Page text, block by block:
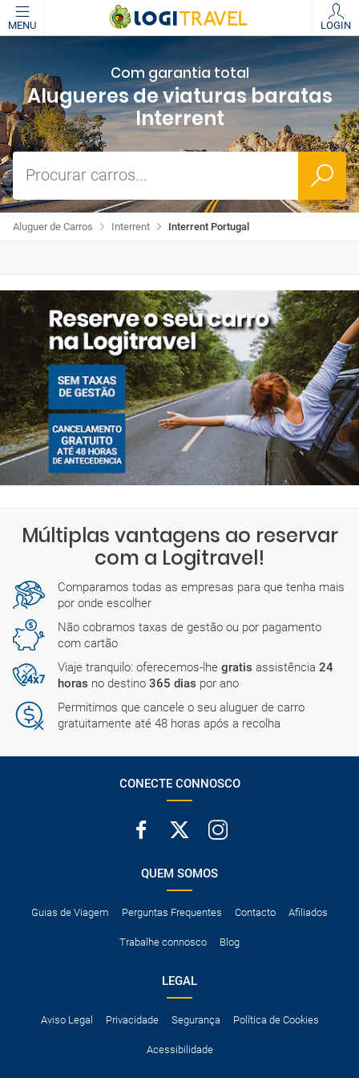
MENU LOGIN
Com garantia total
Alugueres de viaturas baratas
Interrent
Procurar carros...
Interrent Portugal
Interrent
Aluguer de Carros
Múltiplas vantagens ao reservar
com a Logitravel!
Comparamos todas as empresas para que tenha mais
por onde escolher
Não cobramos taxas de gestão ou por pagamento
com cartão
Viaje tranquilo: oferecemos-lhe gratis assistência 24
horas no destino 365 dias por ano
Permitimos que cancele o seu aluguer de carro
gratuitamente até 48 horas após a recolha
CONECTE CONNOSCO
QUEM SOMOS
Guias de Viagem Perguntas Frequentes Contacto Afiliados
Trabalhe connosco Blog
LEGAL
Aviso Legal Privacidade Segurança Política de Cookies
Acessibilidade